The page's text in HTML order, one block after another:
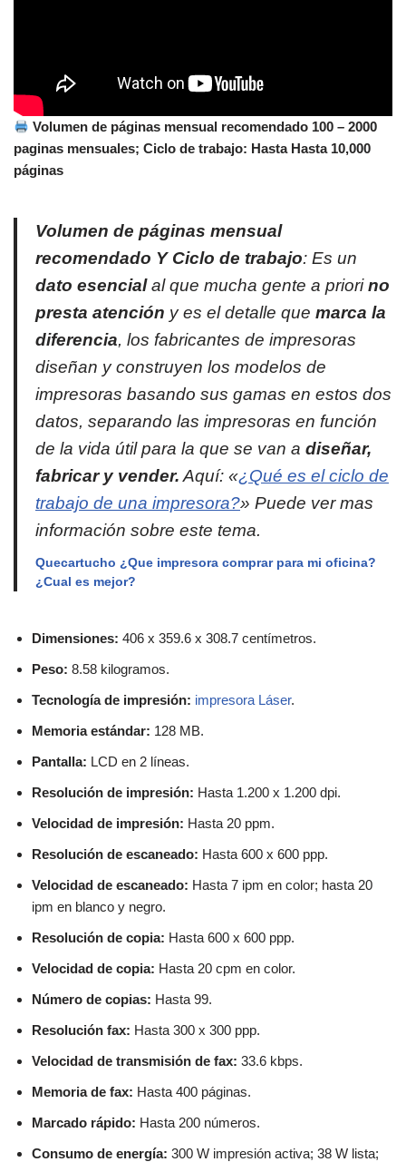
Volumen de páginas mensual recomendado 100 – 2000
paginas mensuales; Ciclo de trabajo: Hasta Hasta 10,000
páginas
Volumen de páginas mensual
recomendado Y Ciclo de trabajo: Es un
dato esencialal que mucha gente a priorino
presta atención y es el detalle que marca la
diferencia, los fabricantes de impresoras
diseñan y construyen los modelos de
impresoras basando sus gamas en estos dos
datos, separando las impresoras en función
de la vida útil para la que se van a diseñar,
fabricar y vender.Aquí: «¿Qué es el ciclo de
trabajo de una impresora?» Puede ver mas
información sobre este tema.
Quecartucho ¿Que impresora comprar para mi oficina?
¿Cual es mejor?
Dimensiones: 406 x 359.6 x 308.7 centímetros.
Peso: 8.58 kilogramos.
Tecnología de impresión: impresora Láser.
Memoria estándar: 128 MB.
Pantalla: LCD en 2 líneas.
Resolución de impresión: Hasta 1.200 x 1.200 dpi.
Velocidad de impresión: Hasta 20 ppm.
Resolución de escaneado: Hasta 600 x 600 ppp.
Velocidad de escaneado: Hasta 7 ipm en color; hasta 20
ipm en blanco y negro.
Resolución de copia: Hasta 600 x 600 ppp.
Velocidad de copia: Hasta 20 cpm en color.
Número de copias: Hasta 99.
Resolución fax: Hasta 300 x 300 ppp.
Velocidad de transmisión de fax: 33.6 kbps.
Memoria de fax: Hasta 400 páginas.
Marcado rápido: Hasta 200 números.
Consumo de energía: 300 W impresión activa; 38 W lista;